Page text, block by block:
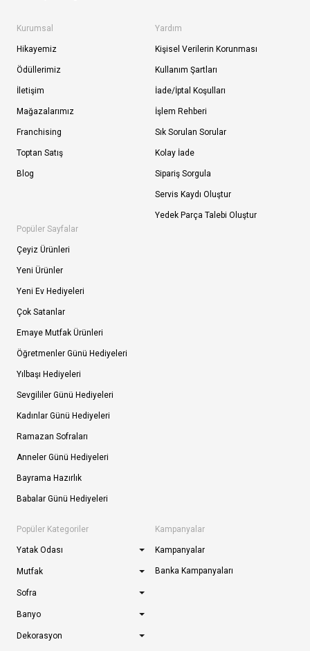
Kurumsal
Hikayemiz
Ödüllerimiz
İletişim
Mağazalarımız
Franchising
Toptan Satış
Blog
Yardım
Kişisel Verilerin Korunması
Kullanım Şartları
İade/İptal Koşulları
İşlem Rehberi
Sık Sorulan Sorular
Kolay İade
Sipariş Sorgula
Servis Kaydı Oluştur
Yedek Parça Talebi Oluştur
Popüler Sayfalar
Çeyiz Ürünleri
Yeni Ürünler
Yeni Ev Hediyeleri
Çok Satanlar
Emaye Mutfak Ürünleri
Öğretmenler Günü Hediyeleri
Yılbaşı Hediyeleri
Sevgililer Günü Hediyeleri
Kadınlar Günü Hediyeleri
Ramazan Sofraları
Anneler Günü Hediyeleri
Bayrama Hazırlık
Babalar Günü Hediyeleri
Popüler Kategoriler
Yatak Odası
Mutfak
Sofra
Banyo
Dekorasyon
Kampanyalar
Kampanyalar
Banka Kampanyaları